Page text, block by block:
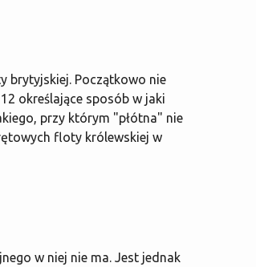
brytyjskiej. Początkowo nie
określające sposób w jaki
przy którym "płótna" nie
floty królewskiej w
w niej nie ma. Jest jednak